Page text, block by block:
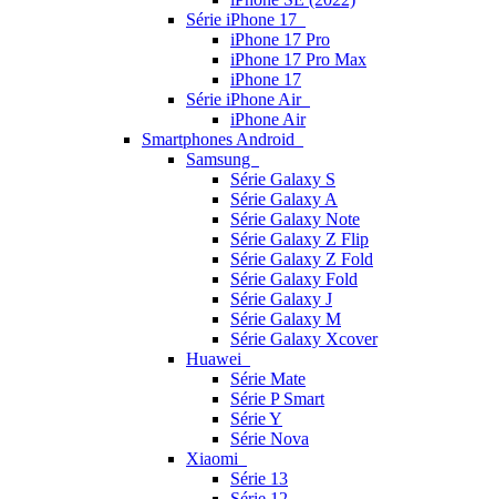
Série iPhone 17
iPhone 17 Pro
iPhone 17 Pro Max
iPhone 17
Série iPhone Air
iPhone Air
Smartphones Android
Samsung
Série Galaxy S
Série Galaxy A
Série Galaxy Note
Série Galaxy Z Flip
Série Galaxy Z Fold
Série Galaxy Fold
Série Galaxy J
Série Galaxy M
Série Galaxy Xcover
Huawei
Série Mate
Série P Smart
Série Y
Série Nova
Xiaomi
Série 13